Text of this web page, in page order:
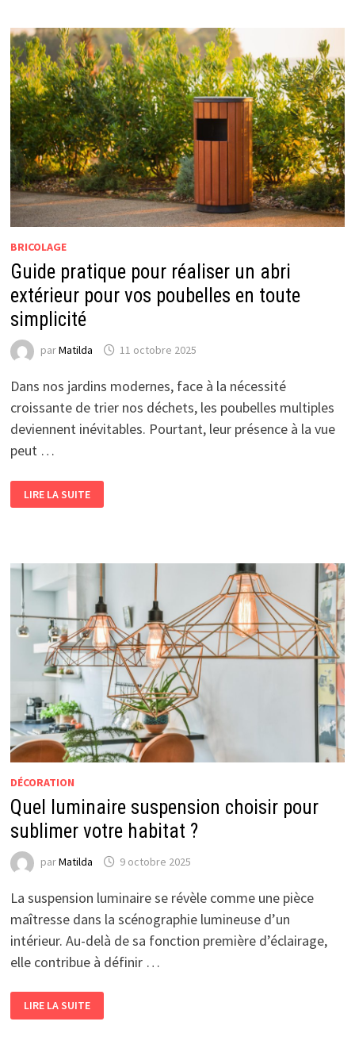
SON
INTÉRIEUR
?
BRICOLAGE
Guide pratique pour réaliser un abri
extérieur pour vos poubelles en toute
simplicité
parMatilda 11 octobre 2025
Dans nos jardins modernes, face à la nécessité
croissante de trier nos déchets, les poubelles multiples
deviennent inévitables. Pourtant, leur présence à la vue
peut …
PRATIQUE
POUR
POUR
VOS
POUBELLES
EN
TOUTE
SIMPLICITÉ
LIRE LA SUITE
DÉCORATION
Quel luminaire suspension choisir pour
sublimer votre habitat ?
parMatilda 9 octobre 2025
La suspension luminaire se révèle comme une pièce
maîtresse dans la scénographie lumineuse d’un
intérieur. Au-delà de sa fonction première d’éclairage,
elle contribue à définir …
QUEL
LUMINAIRE
SUSPENSION
LIRE LA SUITE